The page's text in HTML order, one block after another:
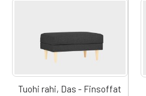
Tuohi rahi, Das - Finsoffat